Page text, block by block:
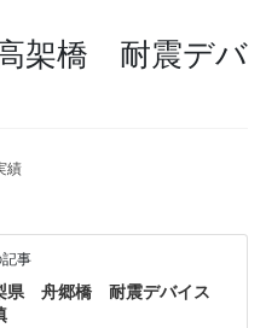
架橋 耐震デバ
績
事
県 舟郷橋 耐震デバイス